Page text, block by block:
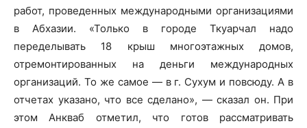
работ, проведенных международными организациями
в Абхазии. «Только в городе Ткуарчал надо
переделывать 18 крыш многоэтажных домов,
отремонтированных на деньги международных
организаций. То же самое — в г. Сухум и повсюду. А в
отчетах указано, что все сделано», — сказал он. При
этом Анкваб отметил, что готов рассматривать